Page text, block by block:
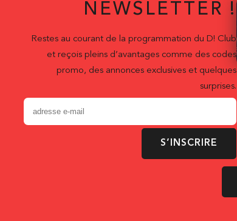
NEWSLETTER !
Restes au courant de la programmation du D! Club
et reçois pleins d’avantages comme des codes
promo, des annonces exclusives et quelques
surprises.
S’INSCRIRE